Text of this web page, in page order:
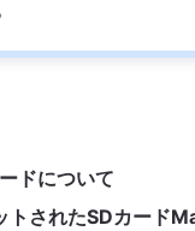
ドについて
トされたSDカード